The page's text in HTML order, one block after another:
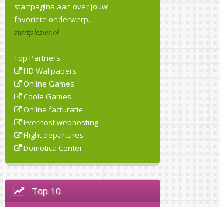
startpagina aan over jouw
favoriete onderwerp.
startplezier.nl
Top Partners:
HD Wallpapers
Online Games
Coole Games
Online facturatie
Everhost webhosting
Flight departures
Domotica Center
Top 10